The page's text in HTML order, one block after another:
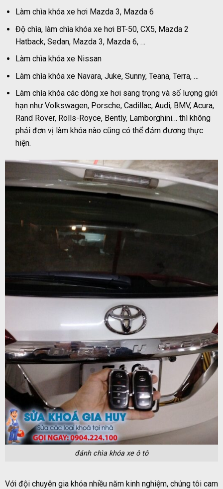
Làm chìa khóa xe hơi Mazda 3, Mazda 6
Độ chìa, làm chìa khóa xe hơi BT-50, CX5, Mazda 2
Hatback, Sedan, Mazda 3, Mazda 6, …
Làm chìa khóa xe Nissan
Làm chìa khóa xe Navara, Juke, Sunny, Teana, Terra, …
Làm chìa khóa các dòng xe hơi sang trọng và số lượng giới
hạn như Volkswagen, Porsche, Cadillac, Audi, BMV, Acura,
Rand Rover, Rolls-Royce, Bently, Lamborghini… thì không
phải đơn vị làm khóa nào cũng có thể đảm đương thực
hiện.
đánh chìa khóa xe ô tô
Với đội chuyên gia khóa nhiều năm kinh nghiệm, chúng tôi cam